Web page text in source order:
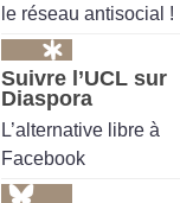
le réseau antisocial !
Suivre l’UCL sur
Diaspora
L’alternative libre à
Facebook